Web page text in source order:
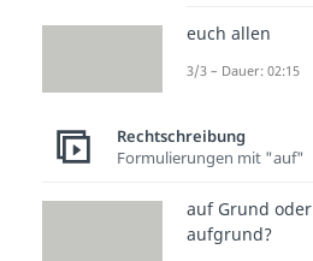
euch allen
3/3 – Dauer: 02:15
Rechtschreibung
Formulierungen mit "auf"
auf Grund oder
aufgrund?